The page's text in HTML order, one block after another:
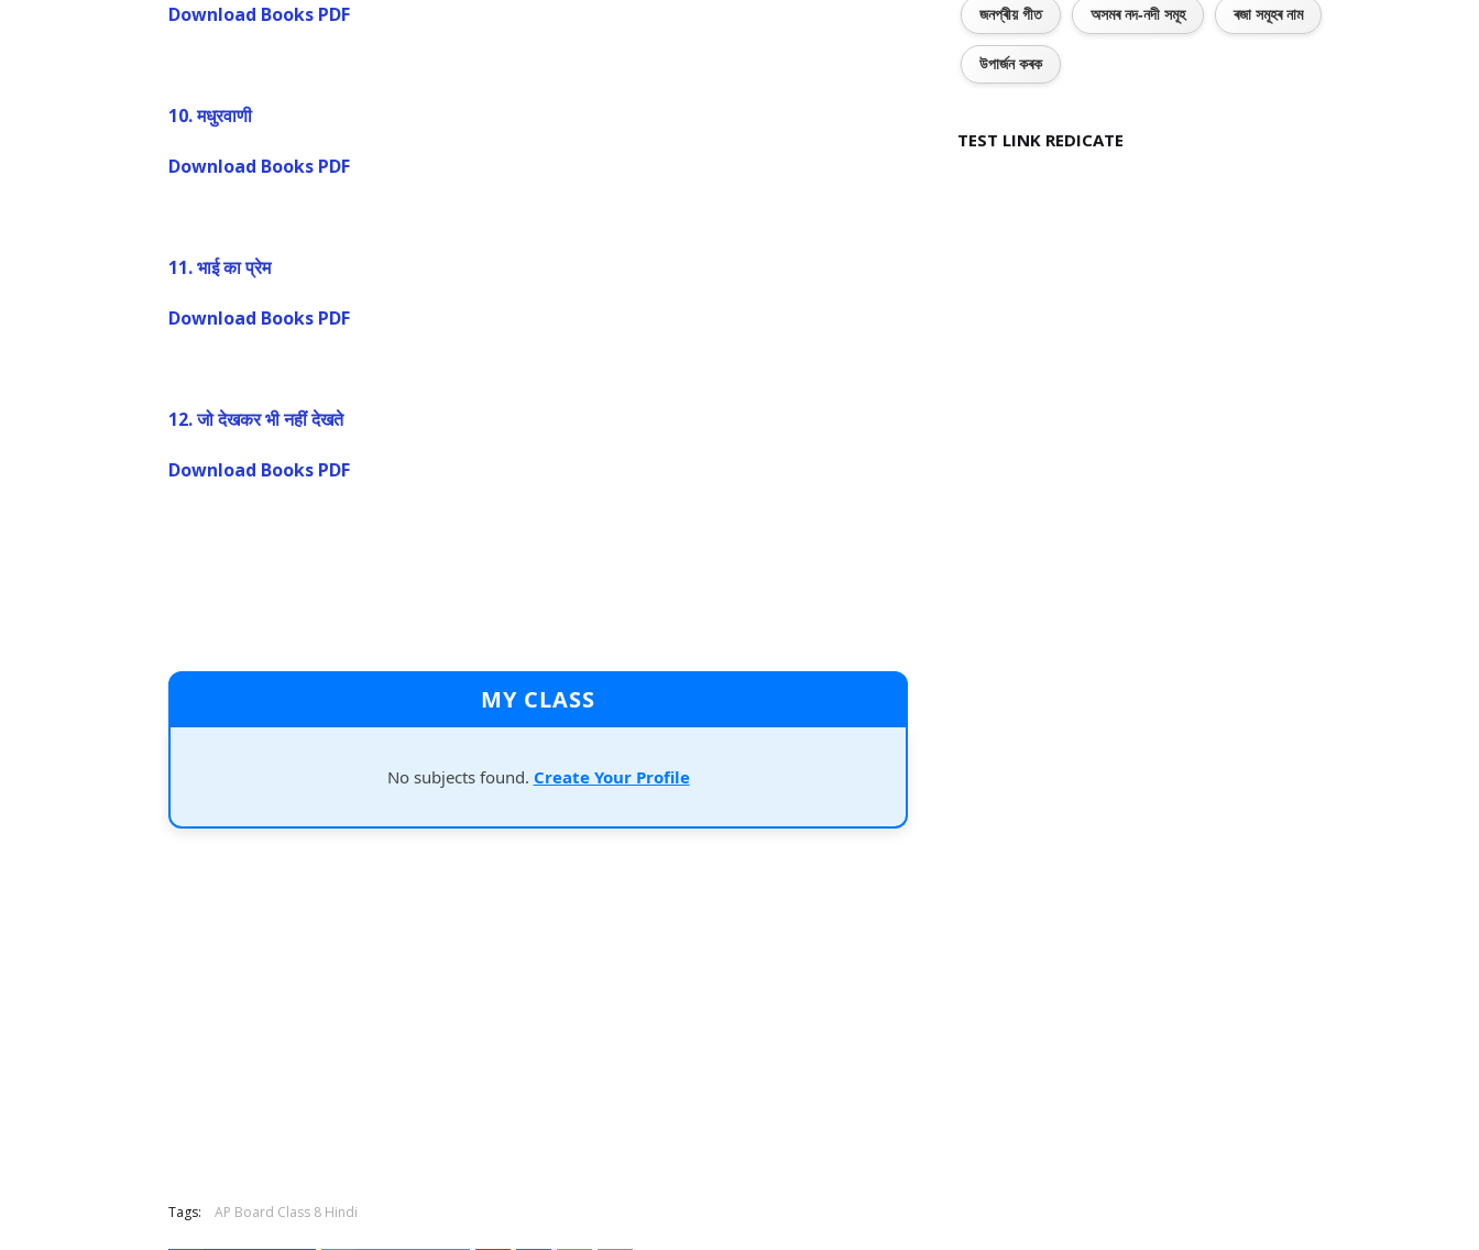
Download Books PDF
10. मधुरवाणी
Download Books PDF
11. भाई का प्रेम
Download Books PDF
12. जो देखकर भी नहीं देखते
Download Books PDF
MY CLASS
No subjects found. Create Your Profile
Tags: AP Board Class 8 Hindi
জনপ্ৰীয় গীত অসমৰ নদ-নদী সমূহ ৰজা সমূহৰ নাম
উপাৰ্জন কৰক
TEST LINK REDICATE